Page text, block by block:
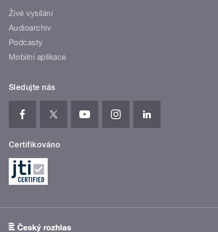
Živé vysílání
Audioarchiv
Podcasty
Mobilní aplikace
Sledujte nás
Certifikováno